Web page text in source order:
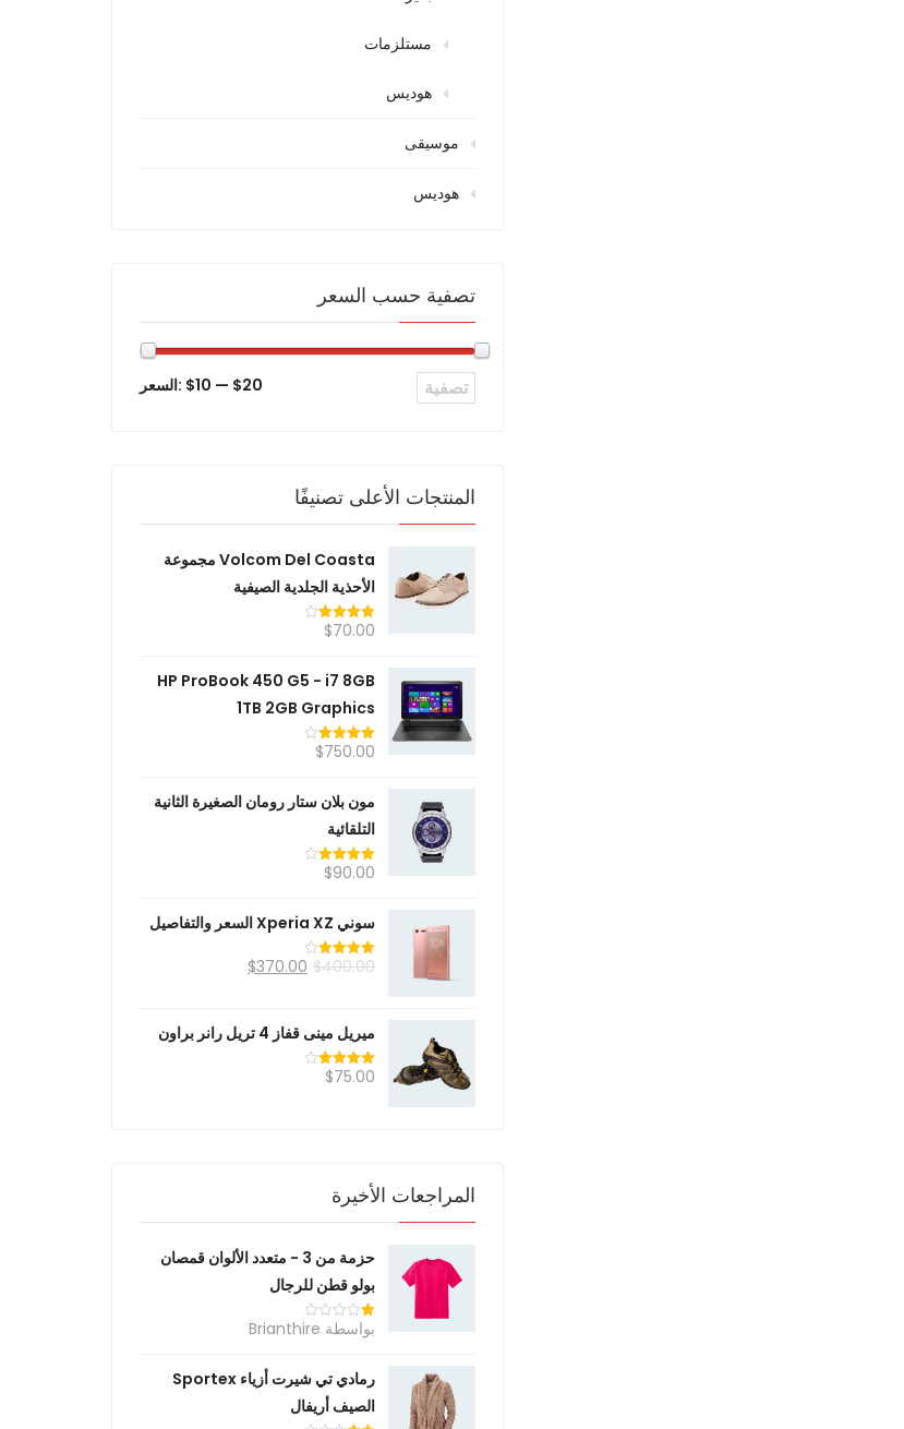
مستلزمات
هوديس
موسيقى
هوديس
تصفية حسب السعر
تصفية السعر: $10 — $20
المنتجات الأعلى تصنيفًا
Volcom Del Coasta مجموعة
الأحذية الجلدية الصيفية
تم التقييم
$70.00
HP ProBook 450 G5 - i7 8GB
1TB 2GB Graphics
تم التقييم$750.00
مون بلان ستار رومان الصغيرة الثانية
التلقائية
تم التقييم
$90.00
سوني Xperia XZ السعر والتفاصيل
تم التقييم$400.00
$370.00
ميريل مينى قفاز 4 تريل رانر براون
تم التقييم
$75.00
المراجعات الأخيرة
حزمة من 3 - متعدد الألوان قمصان
بولو قطن للرجال
تم
التقييم
5
بواسطة Brianthire
رمادي تي شيرت أزياء Sportex
الصيف أريفال